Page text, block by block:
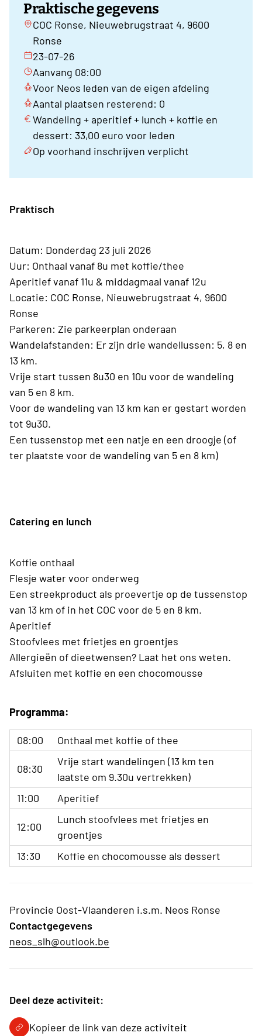
Praktische gegevens
COC Ronse, Nieuwebrugstraat 4, 9600
Ronse
23-07-26
Aanvang 08:00
Voor Neos leden van de eigen afdeling
Aantal plaatsen resterend: 0
Wandeling + aperitief + lunch + koffie en
dessert: 33,00 euro voor leden
Op voorhand inschrijven verplicht
Praktisch
Datum: Donderdag 23 juli 2026
Uur: Onthaal vanaf 8u met koffie/thee
Aperitief vanaf 11u & middagmaal vanaf 12u
Locatie: COC Ronse, Nieuwebrugstraat 4, 9600
Ronse
Parkeren: Zie parkeerplan onderaan
Wandelafstanden: Er zijn drie wandellussen: 5, 8 en
13 km.
Vrije start tussen 8u30 en 10u voor de wandeling
van 5 en 8 km.
Voor de wandeling van 13 km kan er gestart worden
tot 9u30.
Een tussenstop met een natje en een droogje (of
ter plaatste voor de wandeling van 5 en 8 km)
Catering en lunch
Koffie onthaal
Flesje water voor onderweg
Een streekproduct als proevertje op de tussenstop
van 13 km of in het COC voor de 5 en 8 km.
Aperitief
Stoofvlees met frietjes en groentjes
Allergieën of dieetwensen? Laat het ons weten.
Afsluiten met koffie en een chocomousse
Programma:
08:00 Onthaal met koffie of thee
08:30
Vrije start wandelingen (13 km ten
laatste om 9.30u vertrekken)
11:00
Aperitief
12:00
Lunch stoofvlees met frietjes en
groentjes
13:30
Koffie en chocomousse als dessert
Provincie Oost-Vlaanderen i.s.m. Neos Ronse
Contactgegevens
neos_slh@outlook.be
Deel deze activiteit:
Kopieer de link van deze activiteit